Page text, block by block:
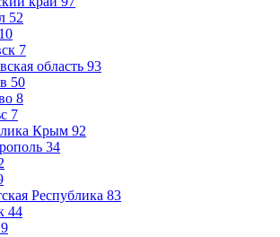
52
10
7
область 93
50
8
7
Крым 92
34
Республика 83
44
9